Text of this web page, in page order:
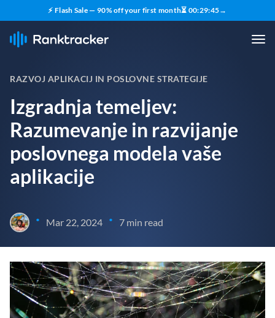
⚡ Flash Sale — 90% off your first month⏳ 00:29:44→
RAZVOJ APLIKACIJ IN POSLOVNE STRATEGIJE
Izgradnja temeljev:
Razumevanje in razvijanje
poslovnega modela vaše
aplikacije
• Mar 22, 2024 • 7 min read